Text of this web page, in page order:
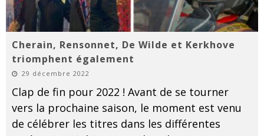
Cherain, Rensonnet, De Wilde et Kerkhove
triomphent également
29 décembre 2022
Clap de fin pour 2022 ! Avant de se tourner
vers la prochaine saison, le moment est venu
de célébrer les titres dans les différentes